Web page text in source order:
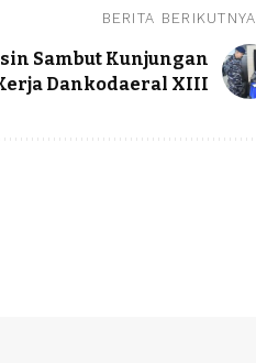
BERITA BERIKUTNYA
Sambut Kunjungan
Dankodaeral XIII